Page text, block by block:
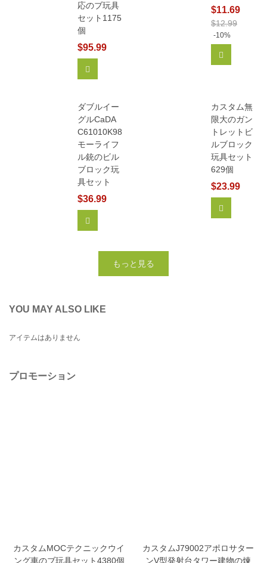
応のブ玩具
セット1175
個
$95.99
$11.69
$12.99
-10%
ダブルイー
グルCaDA
C61010K98
モーライフ
ル銃のビル
ブロック玩
具セット
$36.99
カスタム無
限大のガン
トレットビ
ルブロック
玩具セット
629個
$23.99
もっと見る
YOU MAY ALSO LIKE
アイテムはありません
プロモーション
カスタムMOCテクニックウイ
ング車のブ玩具セット4380個
カスタムJ79002アポロサター
ンV型発射台タワー建物の煉